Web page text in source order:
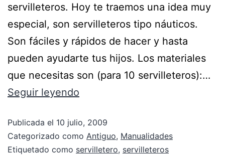
servilleteros. Hoy te traemos una idea muy
especial, son servilleteros tipo náuticos.
Son fáciles y rápidos de hacer y hasta
pueden ayudarte tus hijos. Los materiales
que necesitas son (para 10 servilleteros):…
Seguir leyendo
Publicada el 10 julio, 2009
Categorizado como Antiguo, Manualidades
Etiquetado como servilletero, servilleteros